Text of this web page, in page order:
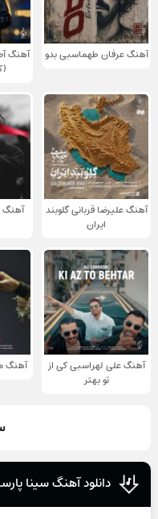
آهنگ عرفان طهماسبی بدو
آهنگ
آهنگ علیرضا قربانی گلوبند
ایران
آهنگ
آهنگ علی لهراسبی کی از
تو ‌بهتر
آهنگ
دانلود آهنگ سینا